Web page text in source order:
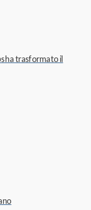
ha trasformato il